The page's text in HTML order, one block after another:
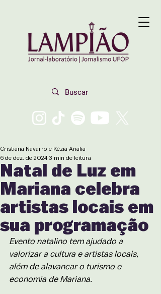
Natal de Luz em
Mariana celebra
artistas locais em
sua programação
Cristiana Navarro e Kézia Analia
6 de dez. de 2024 3 min de leitura
Evento natalino tem ajudado a
valorizar a cultura e artistas locais,
além de alavancar o turismo e
economia de Mariana.